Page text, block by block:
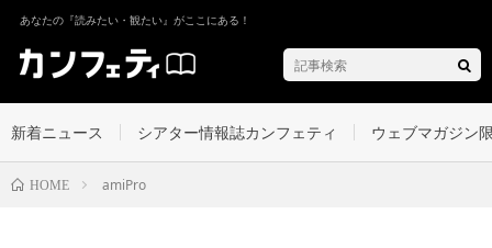
あなたの『読みたい・観たい』がここにある！
新着ニュース シアター情報誌カンフェティ ウェブマガジン
HOME amiPro